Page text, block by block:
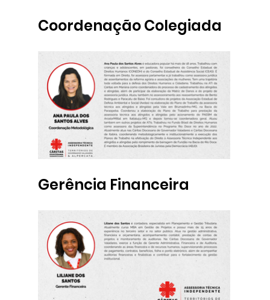
Coordenação Colegiada
Gerência Financeira